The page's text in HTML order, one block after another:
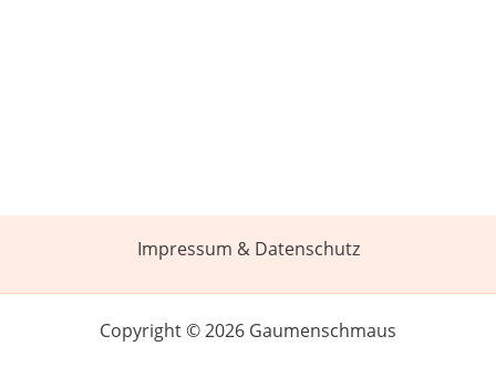
Impressum & Datenschutz
Copyright © 2026 Gaumenschmaus